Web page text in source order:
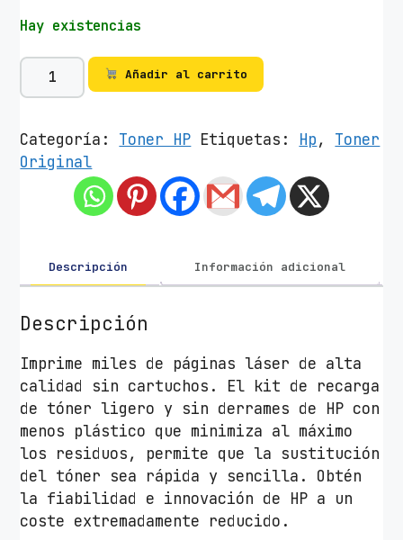
Hay existencias
K
i
d
e
g
a
T
ó
n
e
r
O
r
i
g
Añadir al carrito
Categoría: Toner HP Etiquetas: Hp, Toner
Original
Descripción Información adicional
Descripción
Imprime miles de páginas láser de alta
calidad sin cartuchos. El kit de recarga
de tóner ligero y sin derrames de HP con
menos plástico que minimiza al máximo
los residuos, permite que la sustitución
del tóner sea rápida y sencilla. Obtén
la fiabilidad e innovación de HP a un
coste extremadamente reducido.